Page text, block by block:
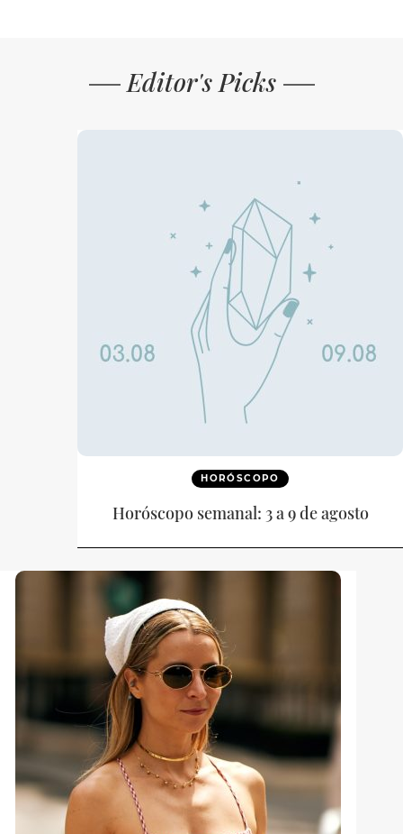
Editor's Picks
HORÓSCOPO
Horóscopo semanal: 3 a 9 de agosto